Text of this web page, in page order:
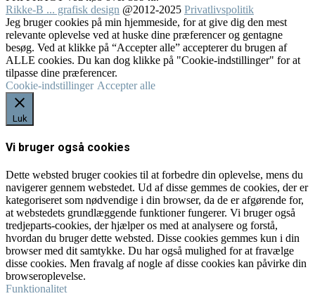
Rikke-B ... grafisk design @2012-2025 Privatlivspolitik
Jeg bruger cookies på min hjemmeside, for at give dig den mest
relevante oplevelse ved at huske dine præferencer og gentagne
besøg. Ved at klikke på “Accepter alle” accepterer du brugen af
ALLE cookies. Du kan dog klikke på "Cookie-indstillinger" for at
tilpasse dine præferencer.
Cookie-indstillinger Accepter alle
Luk
Vi bruger også cookies
Dette websted bruger cookies til at forbedre din oplevelse, mens du
navigerer gennem webstedet. Ud af disse gemmes de cookies, der er
kategoriseret som nødvendige i din browser, da de er afgørende for,
at webstedets grundlæggende funktioner fungerer. Vi bruger også
tredjeparts-cookies, der hjælper os med at analysere og forstå,
hvordan du bruger dette websted. Disse cookies gemmes kun i din
browser med dit samtykke. Du har også mulighed for at fravælge
disse cookies. Men fravalg af nogle af disse cookies kan påvirke din
browseroplevelse.
Funktionalitet